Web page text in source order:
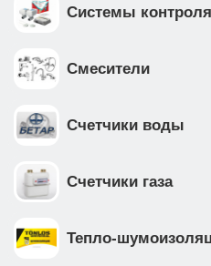
Системы
Смесители
Счетчики воды
Счетчики газа
Тепло-